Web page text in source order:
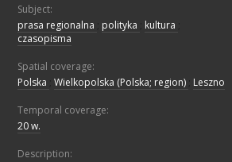
Subject:
prasa regionalna
polityka kultura
czasopisma
Spatial coverage:
Polska Wielkopolska (Polska; region) Leszno
Temporal coverage:
20 w.
Description: